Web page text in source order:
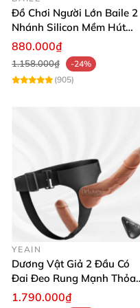
Chất liệu: TPR mềm
Kích thước:
Đầu thẳng:
Chống thấm nước:
dụng
Rung: Không có
giác tự nhiên
Thương hiệu: Baile,
Đồ Chơi Người Lớn Baile 2
Nhánh Silicon Mềm Hút
Tường Cao Cấp
880.000₫
1.158.000₫
-24%
(905)
YEAIN
Dương Vật Giả 2 Đầu Có
Đai Đeo Rung Mạnh Thỏa
Mãn Tối Đa
1.790.000₫